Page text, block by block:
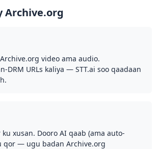
Archive.org
video ama audio.
DRM URLs kaliya — STT.ai soo qaadaan
ku xusan. Dooro AI qaab (ama auto-
qor — ugu badan Archive.org